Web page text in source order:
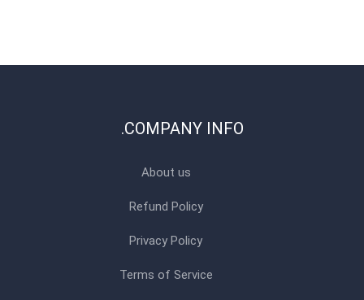
COMPANY INFO.
About us
Refund Policy
Privacy Policy
Terms of Service